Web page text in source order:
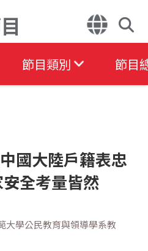
節目類別 節目
國大陸戶籍表忠
全考量皆然
大學公民教育與領導學系教